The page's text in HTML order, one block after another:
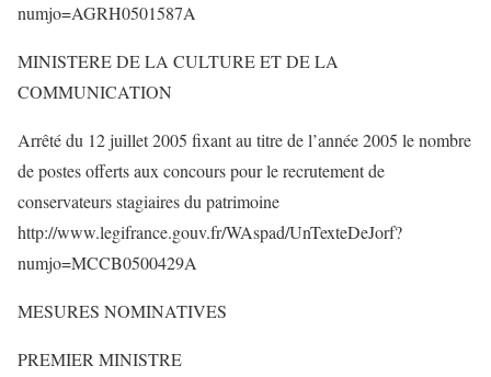
numjo=AGRH0501587A
MINISTERE DE LA CULTURE ET DE LA
COMMUNICATION
Arrêté du 12 juillet 2005 fixant au titre de l’année 2005 le nombre
de postes offerts aux concours pour le recrutement de
conservateurs stagiaires du patrimoine
http://www.legifrance.gouv.fr/WAspad/UnTexteDeJorf?
numjo=MCCB0500429A
MESURES NOMINATIVES
PREMIER MINISTRE